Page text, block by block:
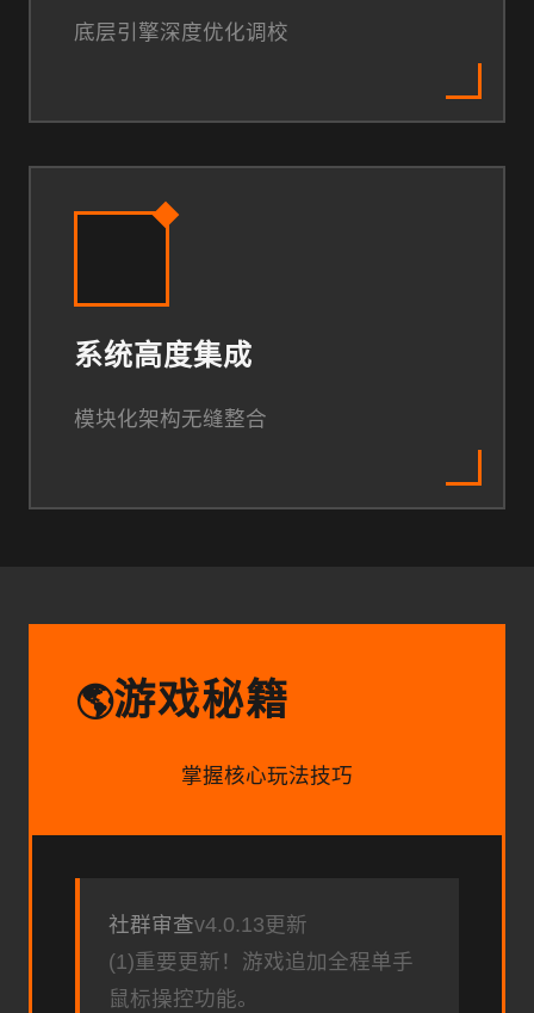
底层引擎深度优化调校
系统高度集成
模块化架构无缝整合
🌎游戏秘籍
掌握核心玩法技巧
社群审查v4.0.13更新
(1)重要更新！游戏追加全程单手
鼠标操控功能。